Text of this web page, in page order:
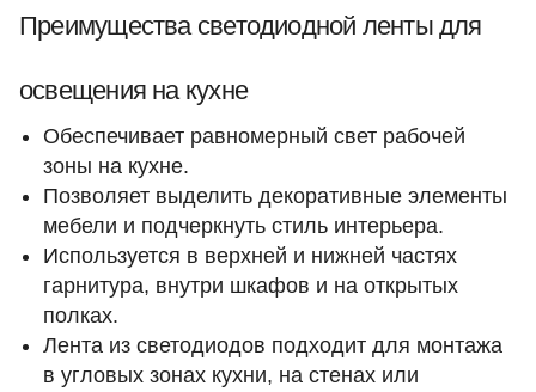
Преимущества светодиодной ленты для
освещения на кухне
Обеспечивает равномерный свет рабочей
зоны на кухне.
Позволяет выделить декоративные элементы
мебели и подчеркнуть стиль интерьера.
Используется в верхней и нижней частях
гарнитура, внутри шкафов и на открытых
полках.
Лента из светодиодов подходит для монтажа
в угловых зонах кухни, на стенах или